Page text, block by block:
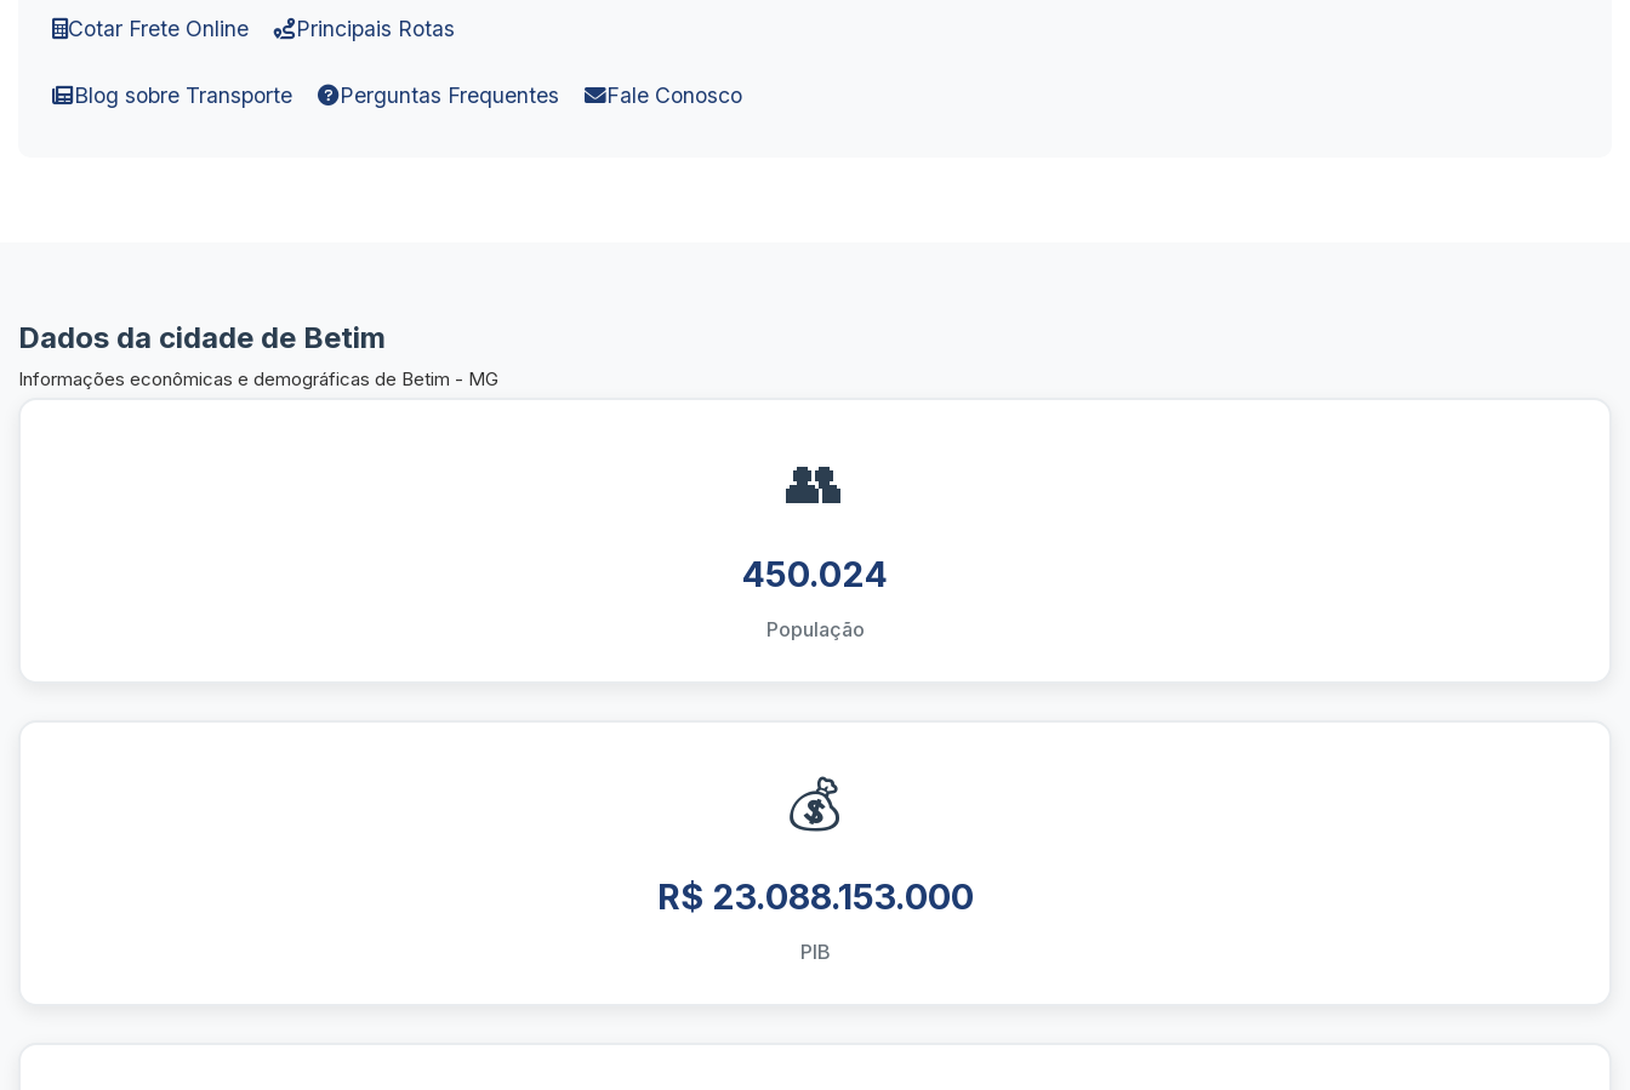
Cotar Frete Online Principais Rotas
Blog sobre Transporte Perguntas Frequentes Fale Conosco
Dados da cidade de Betim
Informações econômicas e demográficas de Betim - MG
👥
450.024
População
💰
R$ 23.088.153.000
PIB